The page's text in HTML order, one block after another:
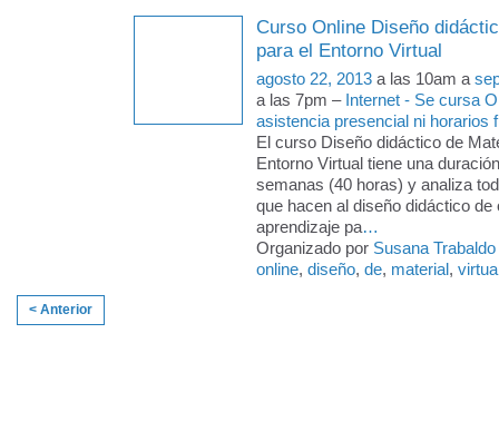
Curso Online Diseño
para el Entorno Virtual
agosto 22, 2013 a las 10am a
a las 7pm – Internet - Se cursa
asistencia presencial ni horarios
El curso Diseño didáctico de
Entorno Virtual tiene una
semanas (40 horas) y analiza
que hacen al diseño didáctico de
aprendizaje pa…
Organizado por Susana Trabaldo
online, diseño, de, material,
< Anterior